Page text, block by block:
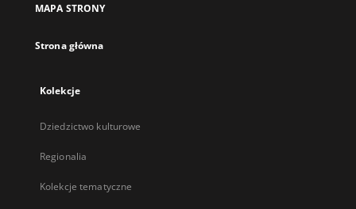
karcie
MAPA STRONY
Strona główna
Kolekcje
Dziedzictwo kulturowe
Regionalia
Kolekcje tematyczne